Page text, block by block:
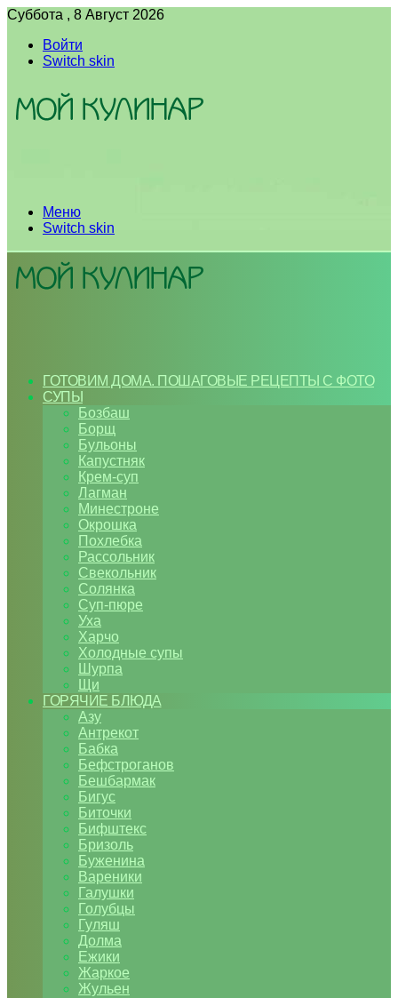
Суббота , 8 Август 2026
Войти
Switch skin
Меню
Switch skin
ГОТОВИМ ДОМА. ПОШАГОВЫЕ РЕЦЕПТЫ С ФОТО
СУПЫ
Бозбаш
Борщ
Бульоны
Капустняк
Крем-суп
Лагман
Минестроне
Окрошка
Похлебка
Рассольник
Свекольник
Солянка
Суп-пюре
Уха
Харчо
Холодные супы
Шурпа
Щи
ГОРЯЧИЕ БЛЮДА
Азу
Антрекот
Бабка
Бефстроганов
Бешбармак
Бигус
Биточки
Бифштекс
Бризоль
Буженина
Вареники
Галушки
Голубцы
Гуляш
Долма
Ежики
Жаркое
Жульен